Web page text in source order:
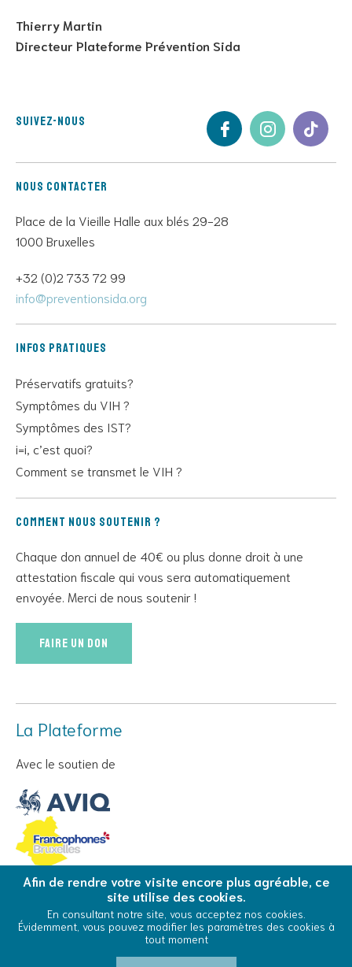
Thierry Martin
Directeur Plateforme Prévention Sida
Suivez-nous
Nous contacter
Place de la Vieille Halle aux blés 29-28
1000 Bruxelles
+32 (0)2 733 72 99
info@preventionsida.org
Infos pratiques
Préservatifs gratuits?
Symptômes du VIH ?
Symptômes des IST?
i=i, c’est quoi?
Comment se transmet le VIH ?
Comment nous soutenir ?
Chaque don annuel de 40€ ou plus donne droit à une
attestation fiscale qui vous sera automatiquement
envoyée. Merci de nous soutenir !
Faire un don
La Plateforme
Avec le soutien de
© Copyright 2026 La Plateforme - Tous droits réservés
Conditions Générales d’Utilisation
Cookies
Afin de rendre votre visite encore plus agréable, ce
site utilise des cookies.
En consultant notre site, vous acceptez nos cookies.
Évidemment, vous pouvez modifier les paramètres des cookies à
tout moment